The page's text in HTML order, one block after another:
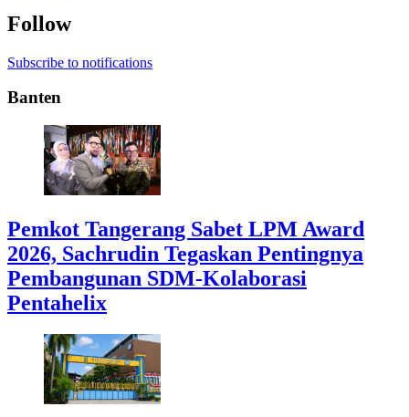
Follow
Subscribe to notifications
Banten
Pemkot Tangerang Sabet LPM Award
2026, Sachrudin Tegaskan Pentingnya
Pembangunan SDM-Kolaborasi
Pentahelix